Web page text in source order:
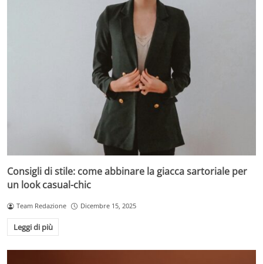
Consigli di stile: come abbinare la giacca sartoriale per
un look casual-chic
Team Redazione Dicembre 15, 2025
Leggi di più